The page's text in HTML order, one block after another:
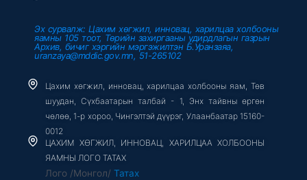
Эх сурвалж: Цахим хөгжил, инновац, харилцаа холбооны
яамны 105 тоот, Төрийн захиргааны удирдлагын газрын
Архив, бичиг хэргийн мэргэжилтэн Б.Уранзаяа,
uranzaya@mddic.gov.mn, 51-265102
Цахим хөгжил, инновац, харилцаа холбооны яам, Төв
шуудан, Сүхбаатарын талбай - 1, Энх тайвны өргөн
чөлөө, 1-р хороо, Чингэлтэй дүүрэг, Улаанбаатар 15160-
0012
ЦАХИМ ХӨГЖИЛ, ИННОВАЦ, ХАРИЛЦАА ХОЛБООНЫ
ЯАМНЫ ЛОГО ТАТАХ
Лого /Монгол/ Татах